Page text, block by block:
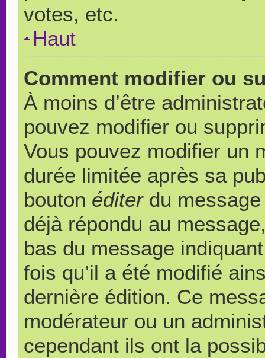
votes, etc.
Haut
Comment modifier ou
À moins d’être
pouvez modifier ou
Vous pouvez modifier un
durée limitée après sa
bouton éditerdu message
déjà répondu au
bas du message
fois qu’il a été modifié
dernière édition. Ce
modérateur ou un
cependant ils ont la